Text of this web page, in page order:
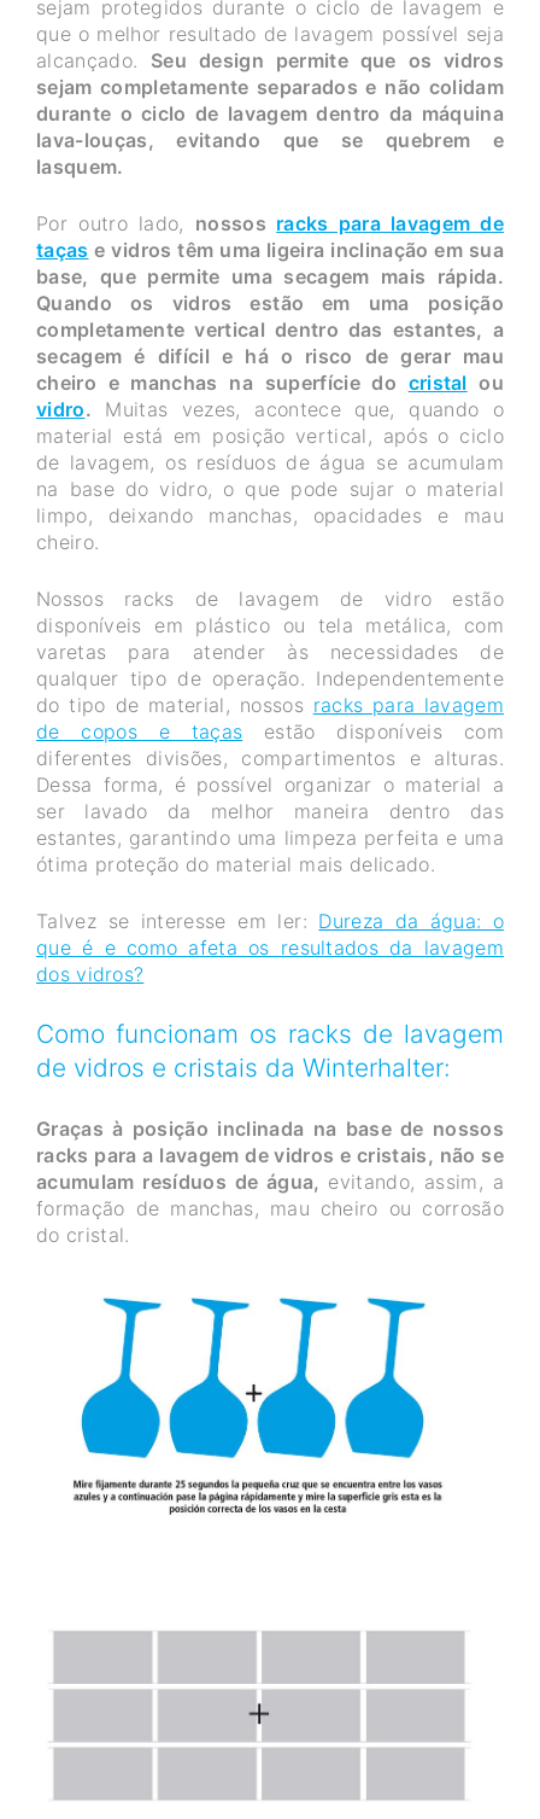
sejam protegidos durante o ciclo de lavagem e
que o melhor resultado de lavagem possível seja
alcançado. Seu design permite que os vidros
sejam completamente separados e não colidam
durante o ciclo de lavagem dentro da máquina
lava-louças, evitando que se quebrem e
lasquem.
Por outro lado, nossos racks para lavagem de
taças e vidros têm uma ligeira inclinação em sua
base, que permite uma secagem mais rápida.
Quando os vidros estão em uma posição
completamente vertical dentro das estantes, a
secagem é difícil e há o risco de gerar mau
cheiro e manchas na superfície do cristal ou
vidro. Muitas vezes, acontece que, quando o
material está em posição vertical, após o ciclo
de lavagem, os resíduos de água se acumulam
na base do vidro, o que pode sujar o material
limpo, deixando manchas, opacidades e mau
cheiro.
Nossos racks de lavagem de vidro estão
disponíveis em plástico ou tela metálica, com
varetas para atender às necessidades de
qualquer tipo de operação. Independentemente
do tipo de material, nossos racks para lavagem
de copos e taças estão disponíveis com
diferentes divisões, compartimentos e alturas.
Dessa forma, é possível organizar o material a
ser lavado da melhor maneira dentro das
estantes, garantindo uma limpeza perfeita e uma
ótima proteção do material mais delicado.
Talvez se interesse em ler: Dureza da água: o
que é e como afeta os resultados da lavagem
dos vidros?
Como funcionam os racks de lavagem
de vidros e cristais da Winterhalter:
Graças à posição inclinada na base de nossos
racks para a lavagem de vidros e cristais, não se
acumulam resíduos de água, evitando, assim, a
formação de manchas, mau cheiro ou corrosão
do cristal.